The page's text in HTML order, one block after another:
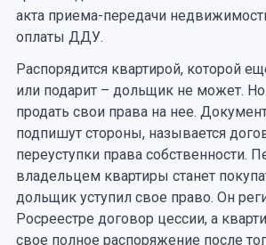
акта приема-передачи
оплаты ДДУ.
Распорядится квартирой, которой
или подарит – дольщик не может.
продать свои права на нее.
подпишут стороны, называется
переуступки права собственности.
владельцем квартиры станет
дольщик уступил свое право. Он
Росреестре договор цессии, а
свое полное распоряжение после